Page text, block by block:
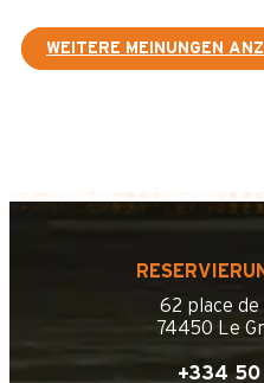
WEITERE MEINUNGEN
62 place de
74450 Le
+334